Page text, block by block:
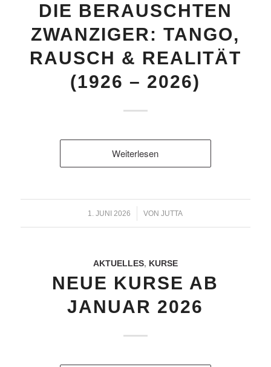
DIE BERAUSCHTEN
ZWANZIGER: TANGO,
RAUSCH & REALITÄT
(1926 – 2026)
Weiterlesen
1. JUNI 2026
/ VONJUTTA
AKTUELLES, KURSE
NEUE KURSE AB
JANUAR 2026